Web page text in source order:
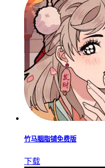
竹马胭脂铺免费版
下载